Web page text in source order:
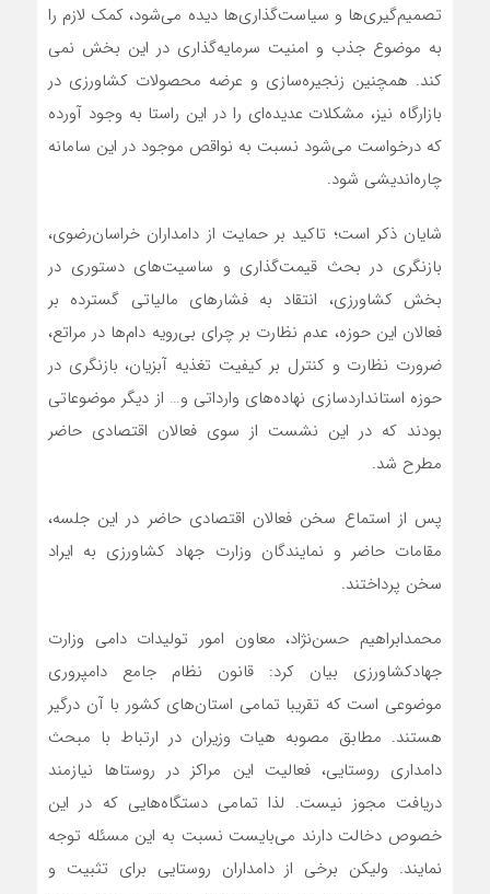
تصمیم‌گیری‌ها و سیاست‌گذاری‌ها دیده می‌شود، کمک لازم را
به موضوع جذب و امنیت سرمایه‌گذاری در این بخش نمی
کند. همچنین زنجیره‌سازی و عرضه محصولات کشاورزی در
بازارگاه نیز، مشکلات عدیده‌ای را در این راستا به وجود آورده
که درخواست می‌شود نسبت به نواقص موجود در این سامانه
چاره‌اندیشی شود.
شایان ذکر است؛ تاکید بر حمایت از دامداران خراسان‌رضوی،
بازنگری در بحث قیمت‌گذاری و ساسیت‌های دستوری در
بخش کشاورزی، انتقاد به فشارهای مالیاتی گسترده بر
فعالان این حوزه، عدم نظارت بر چرای بی‌رویه دام‌ها در مراتع،
ضرورت نظارت و‌ کنترل بر کیفیت تغذیه آبزیان، بازنگری در
حوزه استانداردسازی نهاده‌های وارداتی و… از دیگر موضوعاتی
بودند که در این نشست از سوی فعالان اقتصادی حاضر
مطرح شد.
پس از استماع سخن فعالان اقتصادی حاضر در این جلسه،
مقامات حاضر و نمایندگان وزارت جهاد کشاورزی به ایراد
سخن پرداختند.
محمدابراهیم حسن‌نژاد، معاون امور تولیدات دامی وزارت
جهادکشاورزی بیان کرد: قانون نظام جامع دامپروری
موضوعی است که تقریبا تمامی استان‌های کشور با آن درگیر
هستند. مطابق مصوبه هیات وزیران در ارتباط با مبحث
دامداری روستایی، فعالیت این مراکز در روستاها نیازمند
دریافت مجوز نیست. لذا تمامی دستگاه‌هایی که در این
خصوص دخالت دارند می‌بایست نسبت به این مسئله توجه
نمایند. ولیکن برخی از دامداران روستایی برای تثبیت و